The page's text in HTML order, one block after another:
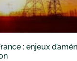
: enjeux